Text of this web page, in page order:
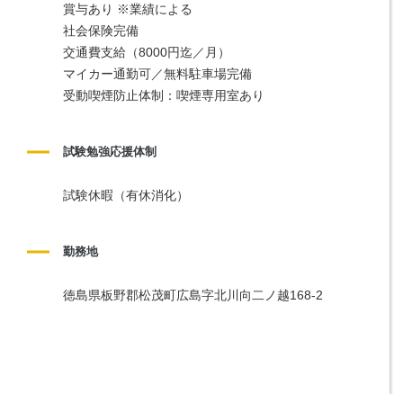
賞与あり ※業績による
社会保険完備
交通費支給（8000円迄／月）
マイカー通勤可／無料駐車場完備
受動喫煙防止体制：喫煙専用室あり
試験勉強応援体制
試験休暇（有休消化）
勤務地
徳島県板野郡松茂町広島字北川向二ノ越168-2